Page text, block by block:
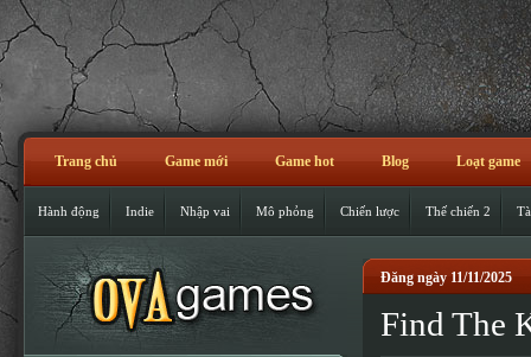
Trang chủ Game mới Game hot Blog Loạt game
Hành động Indie Nhập vai Mô phỏng Chiến lược Thế chiến 2
Đăng ngày 11/11/2025
Find The